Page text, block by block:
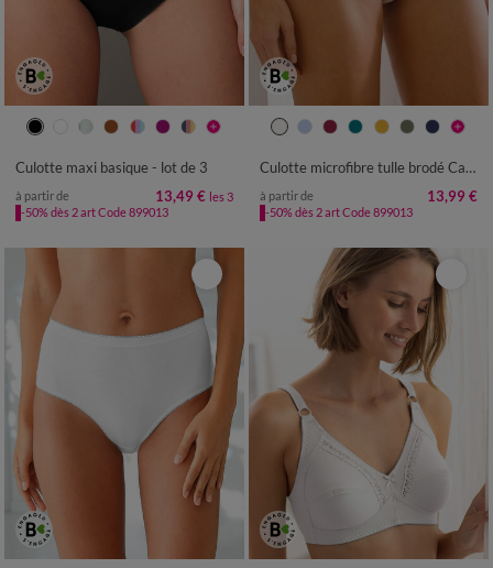
38/40 42/44 46/48
50/52
Culotte maxi basique - lot de 3
à partir de 13,49 € les 3
-50% dès 2 art Code 899013
38/40 42/44 46/48
50/52
Culotte microfibre tulle brodé Caminata
à partir de 13,99 €
-50% dès 2 art Code 899013